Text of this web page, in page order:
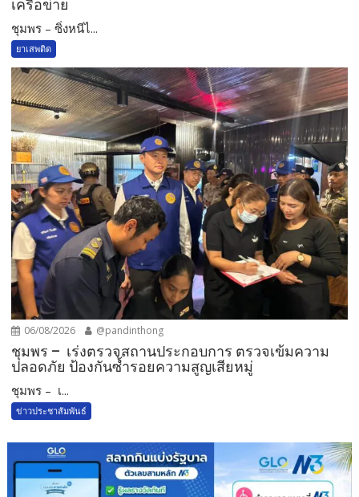
เครือข่าย
ชุมพร – ซิ่งหนีไ...
ยาเสพติด
06/08/2026 @pandinthong
ชุมพร – เร่งตรวจสถานประกอบการ ตรวจเข้มความ
ปลอดภัย ป้องกันซ้ำรอยความสูญเสียหมู่
ชุมพร – เ...
ข่าวประชาสัมพันธ์